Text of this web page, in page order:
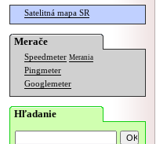
Satelitná mapa SR
Merače
Speedmeter Merania
Pingmeter
Googlemeter
Hľadanie